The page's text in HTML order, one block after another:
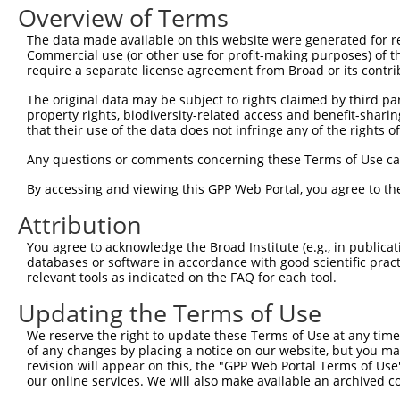
Overview of Terms
The data made available on this website were generated
Commercial use (or other use for profit-making purposes) of
require a separate license agreement from Broad or its
The original data may be subject to rights claimed by third
property rights, biodiversity-related access and benefit-
that their use of the data does not infringe any of the rights
Any questions or comments concerning these Terms of Use
By accessing and viewing this GPP Web Portal, you agree to
Attribution
You agree to acknowledge the Broad Institute (e.g., in
databases or software in accordance with good scientific
relevant tools as indicated on the FAQ for each tool.
Updating the Terms of Use
We reserve the right to update these Terms of Use at any
of any changes by placing a notice on our website, but you
revision will appear on this, the "GPP Web Portal Terms of
our online services. We will also make available an archived